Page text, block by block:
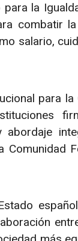
la
combatir
salario,
para la
Comunidad